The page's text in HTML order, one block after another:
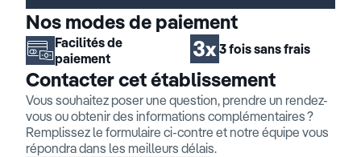
Nos modes de paiement
Facilités de
paiement
3 fois sans frais
Contacter cet établissement
Vous souhaitez poser une question, prendre un rendez-
vous ou obtenir des informations complémentaires ?
Remplissez le formulaire ci-contre et notre équipe vous
répondra dans les meilleurs délais.